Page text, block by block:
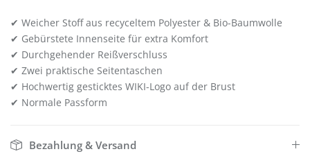
✔ Weicher Stoff aus recyceltem Polyester & Bio-Baumwolle
✔ Gebürstete Innenseite für extra Komfort
✔ Durchgehender Reißverschluss
✔ Zwei praktische Seitentaschen
✔ Hochwertig gesticktes WIKI-Logo auf der Brust
✔ Normale Passform
Bezahlung & Versand